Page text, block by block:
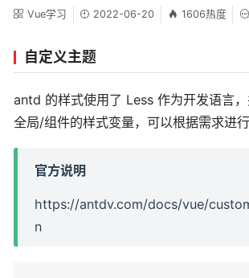
Vue学习 2022-06-20 1606热度
自定义主题
antd 的样式使用了 Less 作为开发语言
全局/组件的样式变量，可以根据需求进行
官方说明
https://antdv.com/docs/vue/
n